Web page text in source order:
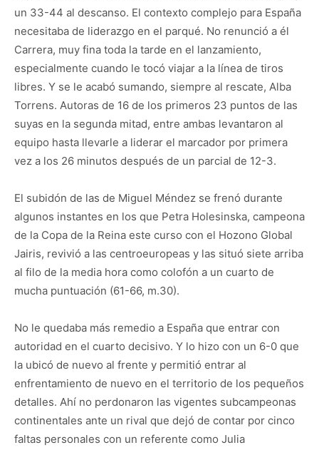
un 33-44 al descanso. El contexto complejo para España
necesitaba de liderazgo en el parqué. No renunció a él
Carrera, muy fina toda la tarde en el lanzamiento,
especialmente cuando le tocó viajar a la línea de tiros
libres. Y se le acabó sumando, siempre al rescate, Alba
Torrens. Autoras de 16 de los primeros 23 puntos de las
suyas en la segunda mitad, entre ambas levantaron al
equipo hasta llevarle a liderar el marcador por primera
vez a los 26 minutos después de un parcial de 12-3.
El subidón de las de Miguel Méndez se frenó durante
algunos instantes en los que Petra Holesinska, campeona
de la Copa de la Reina este curso con el Hozono Global
Jairis, revivió a las centroeuropeas y las situó siete arriba
al filo de la media hora como colofón a un cuarto de
mucha puntuación (61-66, m.30).
No le quedaba más remedio a España que entrar con
autoridad en el cuarto decisivo. Y lo hizo con un 6-0 que
la ubicó de nuevo al frente y permitió entrar al
enfrentamiento de nuevo en el territorio de los pequeños
detalles. Ahí no perdonaron las vigentes subcampeonas
continentales ante un rival que dejó de contar por cinco
faltas personales con un referente como Julia